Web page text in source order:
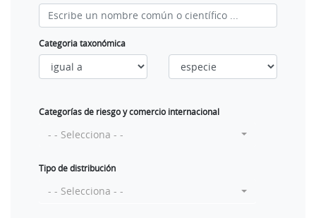
Categoria taxonómica
Categorías de riesgo y comercio internacional
- - Selecciona - -
Tipo de distribución
- - Selecciona - -